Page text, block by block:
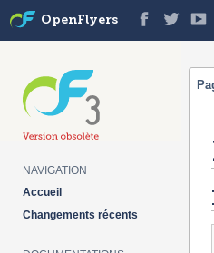
OpenFlyers
NAVIGATION
Accueil
Changements récents